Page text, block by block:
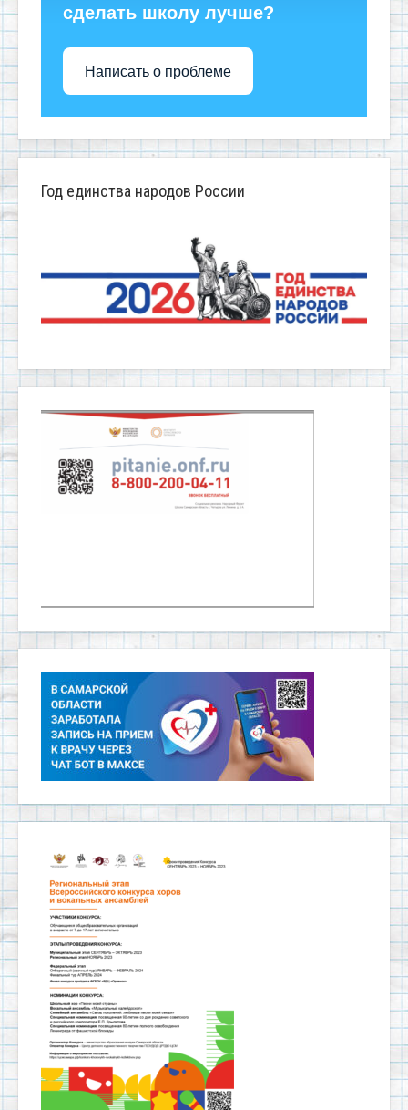
сделать школу лучше?
Написать о проблеме
Год единства народов России